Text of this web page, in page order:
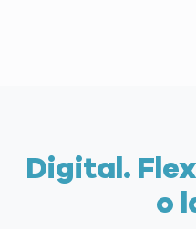
Digital.
o